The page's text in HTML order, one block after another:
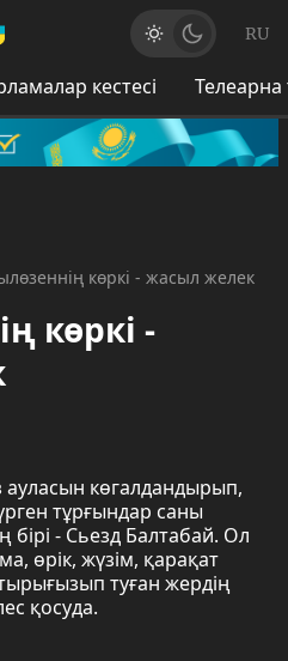
RU
кестесі
көркі - жасыл желек
көркі -
көгалдандырып,
тұрғындар саны
бірі - Сьезд Балтабай. Ол
өрік, жүзім, қарақат
туған жердің
қосуда.